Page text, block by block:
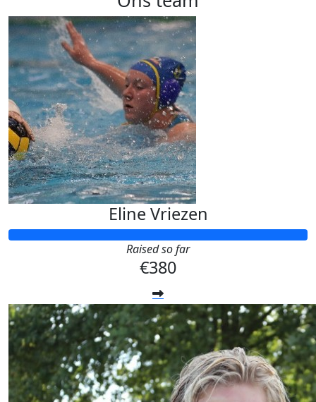
Eline Vriezen
Raised so far
€380